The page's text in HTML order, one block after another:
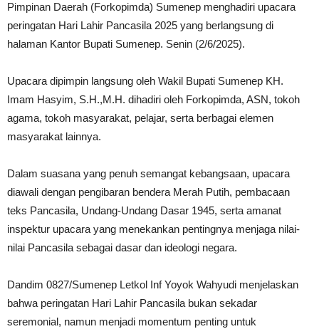
Pimpinan Daerah (Forkopimda) Sumenep menghadiri upacara
peringatan Hari Lahir Pancasila 2025 yang berlangsung di
halaman Kantor Bupati Sumenep. Senin (2/6/2025).
Upacara dipimpin langsung oleh Wakil Bupati Sumenep KH.
Imam Hasyim, S.H.,M.H. dihadiri oleh Forkopimda, ASN, tokoh
agama, tokoh masyarakat, pelajar, serta berbagai elemen
masyarakat lainnya.
Dalam suasana yang penuh semangat kebangsaan, upacara
diawali dengan pengibaran bendera Merah Putih, pembacaan
teks Pancasila, Undang-Undang Dasar 1945, serta amanat
inspektur upacara yang menekankan pentingnya menjaga nilai-
nilai Pancasila sebagai dasar dan ideologi negara.
Dandim 0827/Sumenep Letkol Inf Yoyok Wahyudi menjelaskan
bahwa peringatan Hari Lahir Pancasila bukan sekadar
seremonial, namun menjadi momentum penting untuk